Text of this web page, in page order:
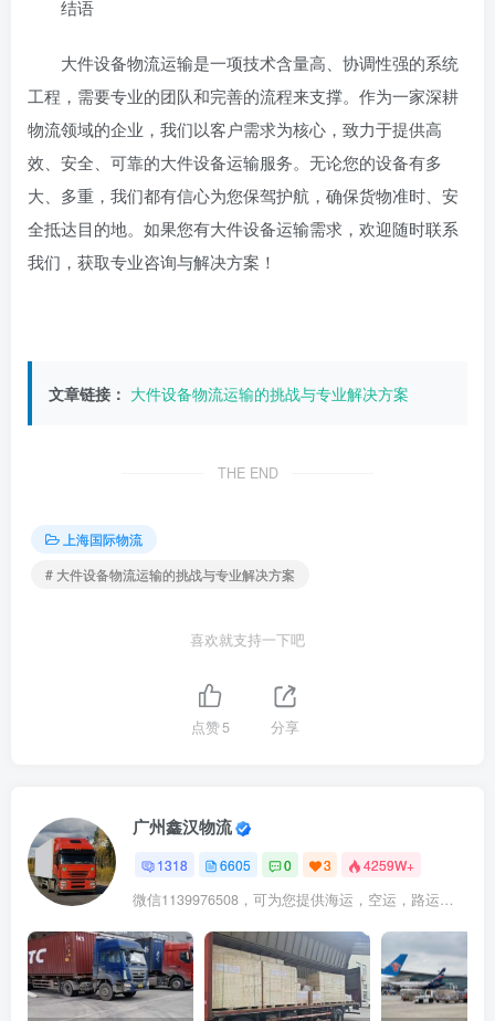
结语
大件设备物流运输是一项技术含量高、协调性强的系统
工程，需要专业的团队和完善的流程来支撑。作为一家深耕
物流领域的企业，我们以客户需求为核心，致力于提供高
效、安全、可靠的大件设备运输服务。无论您的设备有多
大、多重，我们都有信心为您保驾护航，确保货物准时、安
全抵达目的地。如果您有大件设备运输需求，欢迎随时联系
我们，获取专业咨询与解决方案！
文章链接： 大件设备物流运输的挑战与专业解决方案
THE END
上海国际物流
# 大件设备物流运输的挑战与专业解决方案
喜欢就支持一下吧
点赞5 分享
广州鑫汉物流
1318 6605 0 3 4259W+
微信1139976508，可为您提供海运，空运，路运，铁路运输